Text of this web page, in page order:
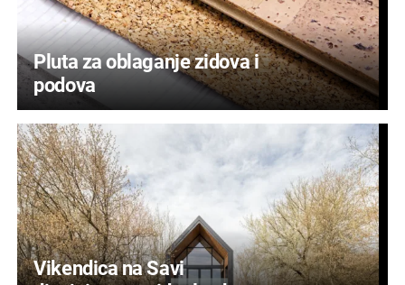
Pluta za oblaganje zidova i
podova
Vikendica na Savi